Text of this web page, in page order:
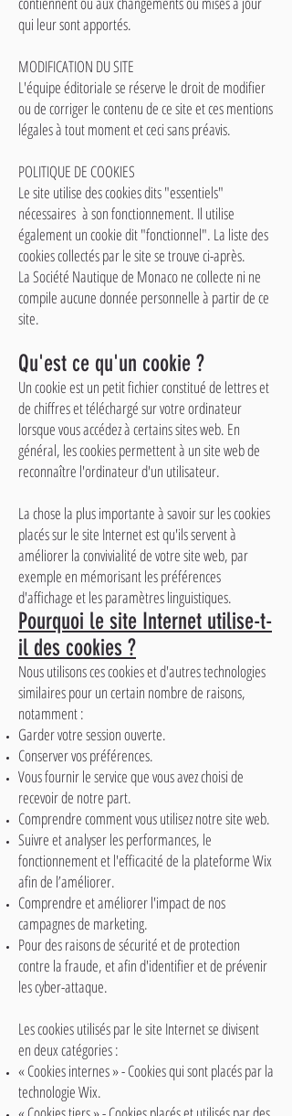
qui leur sont apportés.
MODIFICATION DU SITE
L'équipe éditoriale se réserve le droit de modifier
ou de corriger le contenu de ce site et ces mentions
légales à tout moment et ceci sans préavis.
POLITIQUE DE COOKIES
Le site utilise des cookies dits "essentiels"
nécessaires à son fonctionnement. Il utilise
également un cookie dit "fonctionnel". La liste des
cookies collectés par le site se trouve ci-après.
La Société Nautique de Monaco ne collecte ni ne
compile aucune donnée personnelle à partir de ce
site.
Qu'est ce qu'un cookie ?
Un cookie est un petit fichier constitué de lettres et
de chiffres et téléchargé sur votre ordinateur
lorsque vous accédez à certains sites web. En
général, les cookies permettent à un site web de
reconnaître l'ordinateur d'un utilisateur.
La chose la plus importante à savoir sur les cookies
placés sur le site Internet est qu'ils servent à
améliorer la convivialité de votre site web, par
exemple en mémorisant les préférences
d'affichage et les paramètres linguistiques.
Pourquoi le site Internet utilise-t-
il des cookies ?
Nous utilisons ces cookies et d'autres technologies
similaires pour un certain nombre de raisons,
notamment :
Garder votre session ouverte.
Conserver vos préférences.
Vous fournir le service que vous avez choisi de
recevoir de notre part.
Comprendre comment vous utilisez notre site web.
Suivre et analyser les performances, le
fonctionnement et l'efficacité de la plateforme Wix
afin de l’améliorer.
Comprendre et améliorer l'impact de nos
campagnes de marketing.
Pour des raisons de sécurité et de protection
contre la fraude, et afin d'identifier et de prévenir
les cyber-attaque.
Les cookies utilisés par le site Internet se divisent
en deux catégories :
« Cookies internes » - Cookies qui sont placés par la
technologie Wix.